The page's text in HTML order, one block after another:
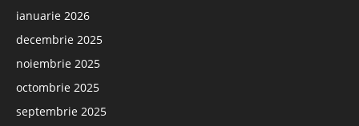
ianuarie 2026
decembrie 2025
noiembrie 2025
octombrie 2025
septembrie 2025